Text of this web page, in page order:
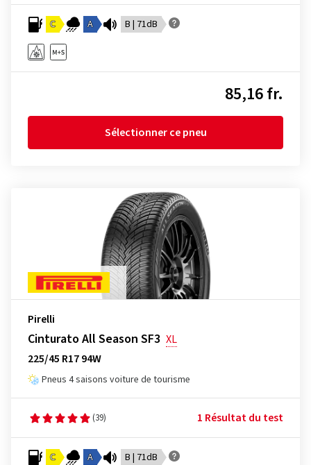
C A B | 71dB
85,16 fr.
Sélectionner ce pneu
Pirelli
Cinturato All Season SF3 XL
225/45 R17 94W
Pneus 4 saisons voiture de tourisme
(39) 1 Résultat du test
C A B | 71dB